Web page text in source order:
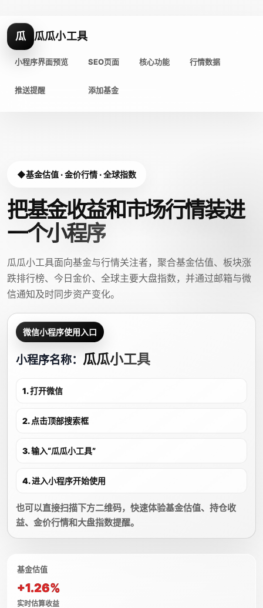
瓜 瓜瓜小工具
小程序界面预览 SEO页面 核心功能 行情数据
推送提醒 添加基金
基金估值 · 金价行情 · 全球指数
把基金收益和市场行情装进
一个小程序
瓜瓜小工具面向基金与行情关注者，聚合基金估值、板块涨
跌排行榜、今日金价、全球主要大盘指数，并通过邮箱与微
信通知及时同步资产变化。
微信小程序使用入口
小程序名称： 瓜瓜小工具
1. 打开微信
2. 点击顶部搜索框
3. 输入“瓜瓜小工具”
4. 进入小程序开始使用
也可以直接扫描下方二维码，快速体验基金估值、持仓收
益、金价行情和大盘指数提醒。
基金估值
+1.26%
实时估算收益